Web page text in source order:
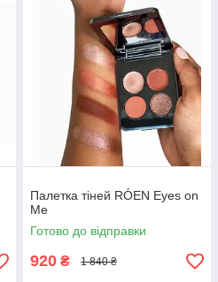
Палетка тіней RÓEN Eyes on
Me
Готово до відправки
920 ₴ 1 840 ₴